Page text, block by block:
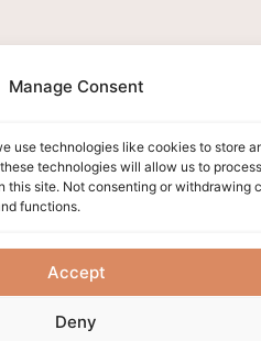
Manage Consent
use technologies like cookies to store
technologies will allow us to
this site. Not consenting or withdrawing
functions.
Accept
Deny